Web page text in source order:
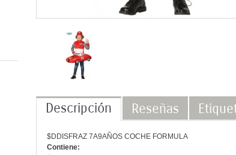
Descripción Reseñas
$DDISFRAZ 7A9AÑOS COCHE FORMULA
Contiene: